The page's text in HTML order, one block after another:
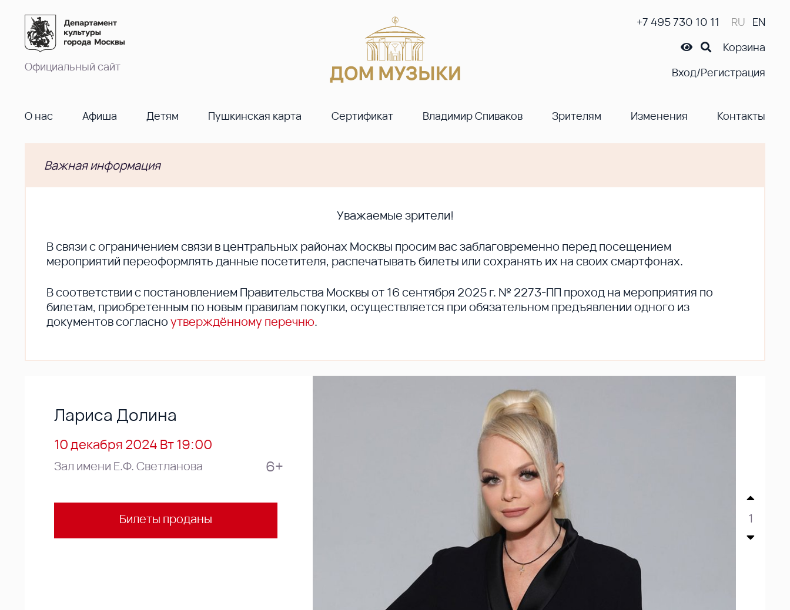
Официальный сайт
+7 495 730 10 11 RU EN
Корзина
Вход/Регистрация
О нас Афиша Детям Пушкинская карта Сертификат Владимир Спиваков Зрителям Изменения Контакты
Важная информация
Уважаемые зрители!
В cвязи с ограничением связи в центральных районах Москвы просим вас заблаговременно перед посещением
мероприятий переоформлять данные посетителя, распечатывать билеты или сохранять их на своих смартфонах.
В соответствии с постановлением Правительства Москвы от 16 сентября 2025 г. № 2273-ПП проход на мероприятия по
билетам, приобретенным по новым правилам покупки, осуществляется при обязательном предъявлении одного из
документов согласноутверждённому перечню.
Лариса Долина
10 декабря 2024 Вт 19:00
Зал имени Е.Ф. Светланова 6+
Билеты проданы 1